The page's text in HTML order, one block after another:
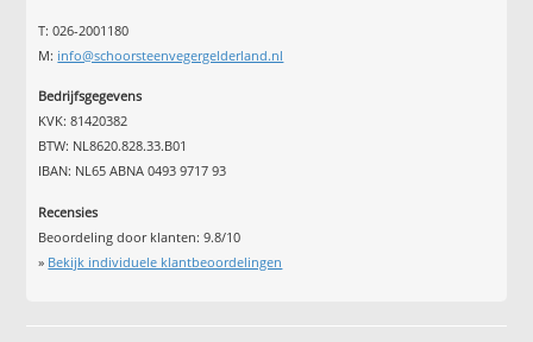
T: 026-2001180
M: info@schoorsteenvegergelderland.nl
Bedrijfsgegevens
KVK: 81420382
BTW: NL8620.828.33.B01
IBAN: NL65 ABNA 0493 9717 93
Recensies
Beoordeling door klanten:9.8/10
» Bekijk individuele klantbeoordelingen